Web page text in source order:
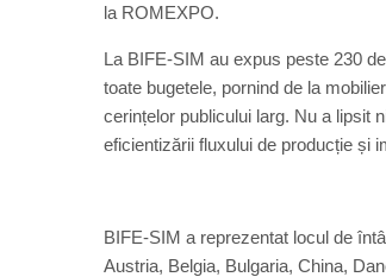
la ROMEXPO.
La BIFE-SIM au expus peste 230
toate bugetele, pornind de la
cerințelor publicului larg. Nu a lipsit
eficientizării fluxului de producție și
BIFE-SIM a reprezentat locul de
Austria, Belgia, Bulgaria, China,